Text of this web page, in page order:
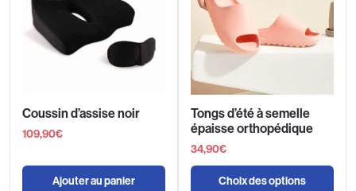
Coussin d’assise noir
109,90€
Ajouter au panier
Tongs d’été à semelle
épaisse orthopédique
34,90€
Choix des options